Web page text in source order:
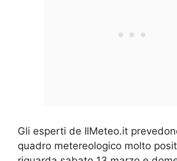
Gli esperti de IlMeteo.it
quadro metereologico molto